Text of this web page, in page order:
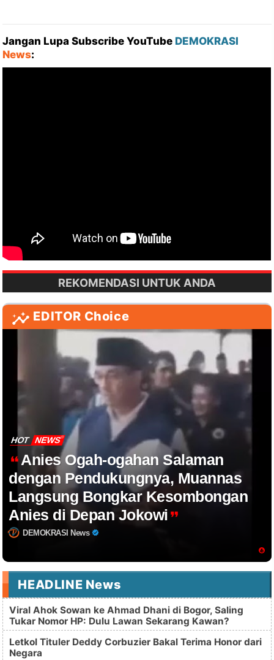
Jangan Lupa Subscribe YouTube DEMOKRASI
News:
REKOMENDASI UNTUK ANDA
EDITOR Choice
HOT NEWS
Anies Ogah-ogahan Salaman
dengan Pendukungnya, Muannas
Langsung Bongkar Kesombongan
Anies di Depan Jokowi
DEMOKRASI News
HEADLINE News
Viral Ahok Sowan ke Ahmad Dhani di Bogor, Saling
Tukar Nomor HP: Dulu Lawan Sekarang Kawan?
Letkol Tituler Deddy Corbuzier Bakal Terima Honor dari
Negara